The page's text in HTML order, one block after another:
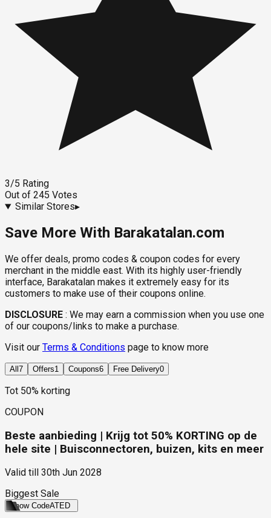
3/5 Rating
Out of 245 Votes
Similar Stores▸
Save More With Barakatalan.com
We offer deals, promo codes & coupon codes for every
merchant in the middle east. With its highly user-friendly
interface, Barakatalan makes it extremely easy for its
customers to make use of their coupons online.
DISCLOSURE : We may earn a commission when you use one
of our coupons/links to make a purchase.
Visit our Terms & Conditions page to know more
All 7 Offers1 Coupons6 Free Delivery0
Tot 50% korting
COUPON
Beste aanbieding | Krijg tot 50% KORTING op de
hele site | Buisconnectoren, buizen, kits en meer
Valid till
30th Jun 2028
Biggest Sale
Show CodeATED